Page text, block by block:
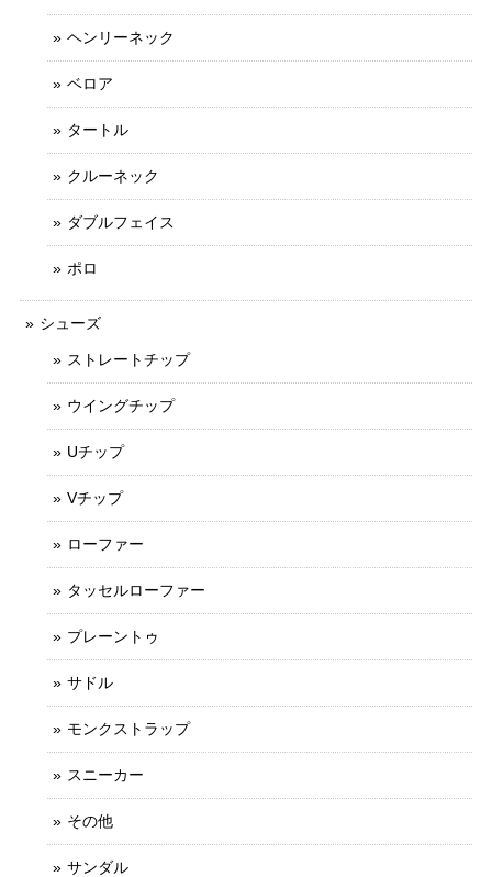
ヘンリーネック
ベロア
タートル
クルーネック
ダブルフェイス
ポロ
シューズ
ストレートチップ
ウイングチップ
Uチップ
Vチップ
ローファー
タッセルローファー
プレーントゥ
サドル
モンクストラップ
スニーカー
その他
サンダル